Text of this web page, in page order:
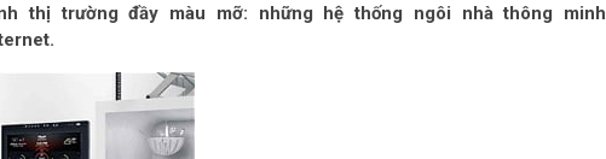
thị trường đầy màu mỡ: những hệ thống ngôi nhà thông minh